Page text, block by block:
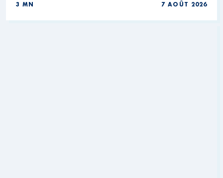
3 MN 7 AOÛT 2026